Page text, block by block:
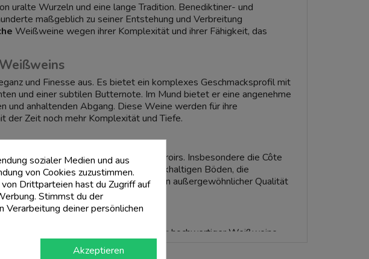
uralte Wurzeln und eine lange Tradition. Benediktiner- und
maßgeblich zu seiner Entstehung und Verbreitung
Weißweine wegen ihrer Komplexität und ihrer Fähigkeit, das
Weißweins
und Finesse aus. Es bietet ein komplexes Geschmacksprofil mit
und einer subtilen Butternote. Im Mund bietet er eine angenehme
und anhaltenden Abgang. Diese Weine werden für ihre
der Zeit noch mehr Komplexität und Tiefe.
ist berühmt für ihre einzigartigen Terroirs. Insbesondere die Côte
der Welt zu produzieren. Die kalkhaltigen Böden, die
tragen zur Entstehung von Weinen von außergewöhnlicher Qualität
mit Leidenschaft der Herstellung hochwertiger Weißweine.
angesehensten und bekanntesten Weingüter. Ihre lange Tradition
sozialer Medien und aus
von Cookies zuzustimmen.
Drittparteien hast du Zugriff auf
Stimmst du der
Verarbeitung deiner persönlichen
Akzeptieren